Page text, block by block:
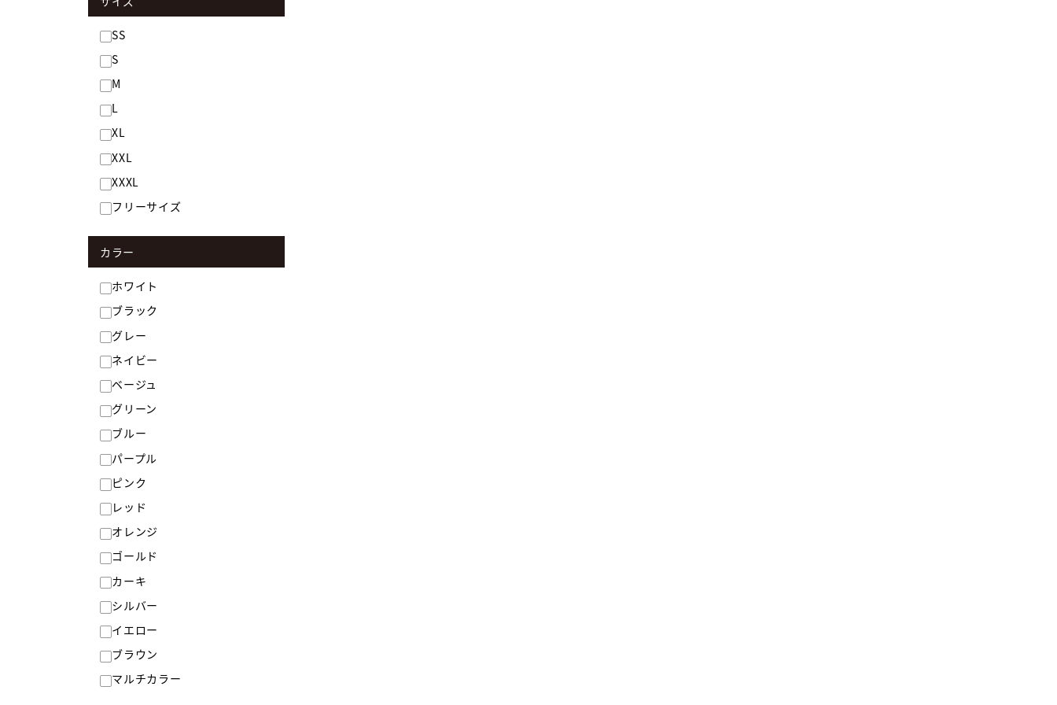
SS
S
M
L
XL
XXL
XXXL
フリーサイズ
カラー
ホワイト
ブラック
グレー
ネイビー
ベージュ
グリーン
ブルー
パープル
ピンク
レッド
オレンジ
ゴールド
カーキ
シルバー
イエロー
ブラウン
マルチカラー